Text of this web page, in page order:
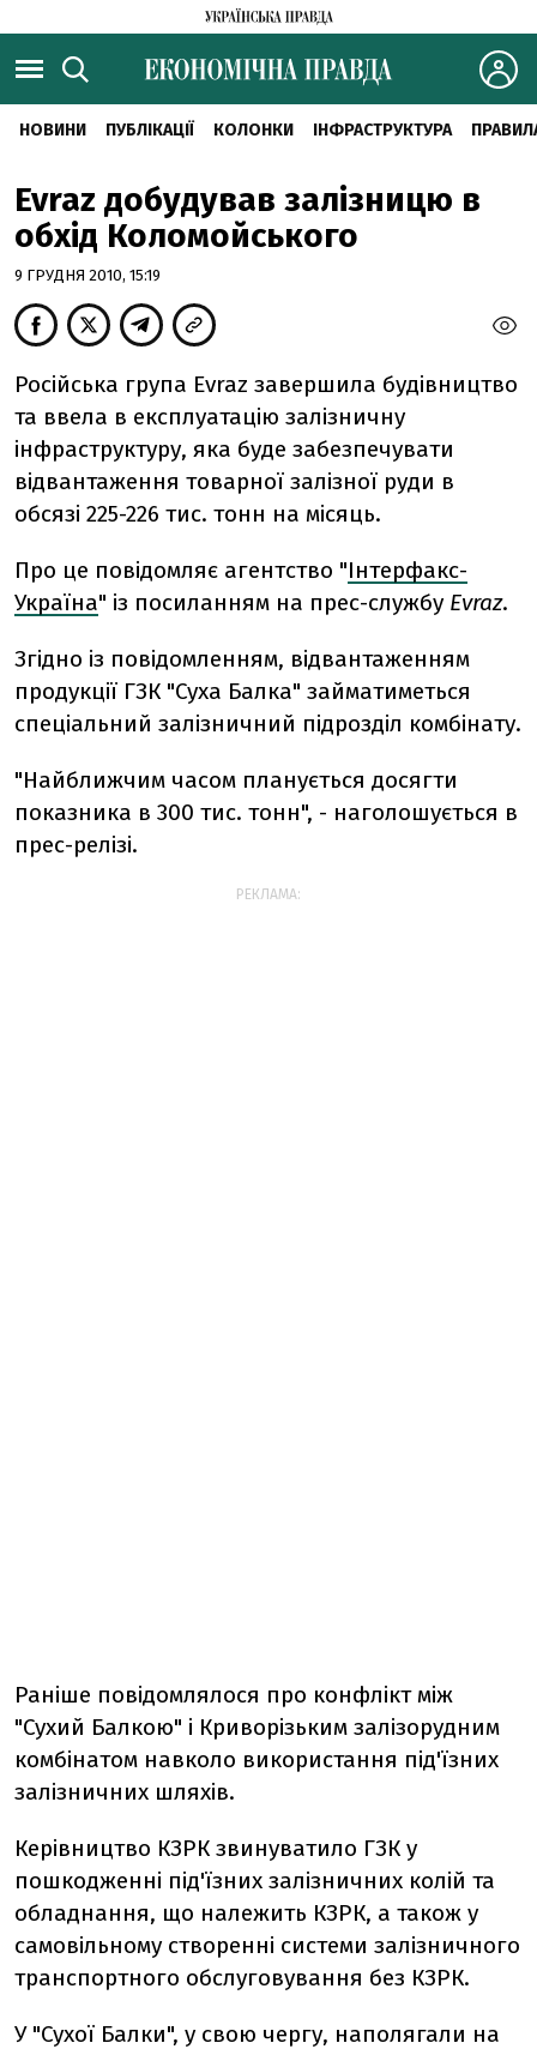
НОВИНИ ПУБЛІКАЦІЇ КОЛОНКИ ІНФРАСТРУКТУРА
Evraz добудував залізницю в
обхід Коломойського
9 ГРУДНЯ 2010, 15:19
Російська група Evraz завершила будівництво
та ввела в експлуатацію залізничну
інфраструктуру, яка буде забезпечувати
відвантаження товарної залізної руди в
обсязі 225-226 тис. тонн на місяць.
Про це повідомляє агентство "Інтерфакс-
Україна" із посиланням на прес-службу Evraz.
Згідно із повідомленням, відвантаженням
продукції ГЗК "Суха Балка" займатиметься
спеціальний залізничний підрозділ комбінату.
"Найближчим часом планується досягти
показника в 300 тис. тонн", - наголошується в
прес-релізі.
РЕКЛАМА:
Раніше повідомлялося про конфлікт між
"Сухий Балкою" і Криворізьким залізорудним
комбінатом навколо використання під'їзних
залізничних шляхів.
Керівництво КЗРК звинуватило ГЗК у
пошкодженні під'їзних залізничних колій та
обладнання, що належить КЗРК, а також у
самовільному створенні системи залізничного
транспортного обслуговування без КЗРК.
У "Сухої Балки", у свою чергу, наполягали на